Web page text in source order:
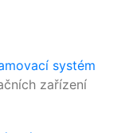
systém
zařízení